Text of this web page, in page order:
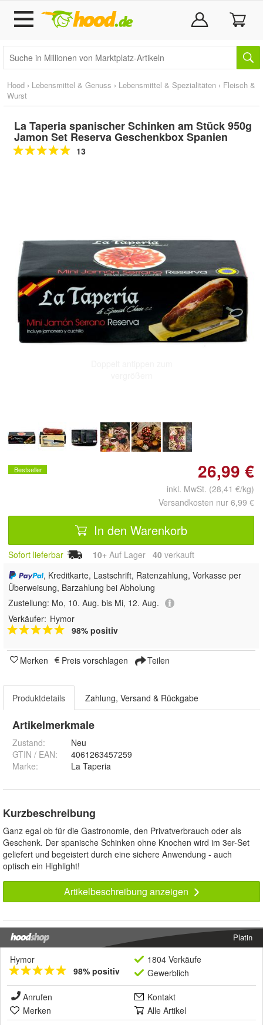
Hood › Lebensmittel & Genuss › Lebensmittel & Spezialitäten › Fleisch &
Wurst
La Taperia spanischer Schinken am Stück 950g
Jamon Set Reserva Geschenkbox Spanien
13
Bestseller 26,99 €
inkl. MwSt. (28,41 €/kg)
Versandkosten nur 6,99 €
In den Warenkorb
Sofort lieferbar 10+ Auf Lager 40 verkauft
, Kreditkarte, Lastschrift, Ratenzahlung, Vorkasse per
Überweisung, Barzahlung bei Abholung
Zustellung: Mo, 10. Aug. bis Mi, 12. Aug.
Verkäufer: Hymor
98% positiv
Merken Preis vorschlagen Teilen
Produktdetails Zahlung, Versand & Rückgabe
Artikelmerkmale
Zustand:
Neu
GTIN / EAN:
4061263457259
Marke:
La Taperia
Kurzbeschreibung
Ganz egal ob für die Gastronomie, den Privatverbrauch oder als
Geschenk. Der spanische Schinken ohne Knochen wird im 3er-Set
geliefert und begeistert durch eine sichere Anwendung - auch
optisch ein Highlight!
Artikelbeschreibung anzeigen
Platin
Hymor
98% positiv
1804 Verkäufe
Gewerblich
Anrufen
Kontakt
Merken
Alle Artikel